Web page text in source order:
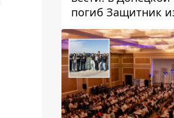
погиб Защитник
Каменского Антон
Красовский